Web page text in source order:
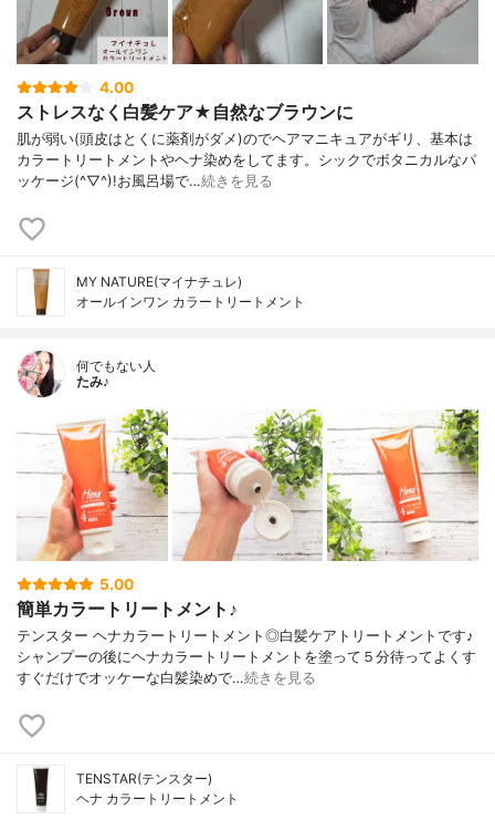
4.00
ストレスなく白髪ケア★自然なブラウンに
肌が弱い(頭皮はとくに薬剤がダメ)のでヘアマニキュアがギリ、基本は
カラートリートメントやヘナ染めをしてます。シックでボタニカルなパ
ッケージ(^▽^)!お風呂場で…続きを見る
MY NATURE(マイナチュレ)
オールインワン カラートリートメント
何でもない人
たみ♪
5.00
簡単カラートリートメント♪
テンスター ヘナカラートリートメント◎白髪ケアトリートメントです♪
シャンプーの後にヘナカラートリートメントを塗って５分待ってよくす
すぐだけでオッケーな白髪染めで…続きを見る
TENSTAR(テンスター)
ヘナ カラートリートメント